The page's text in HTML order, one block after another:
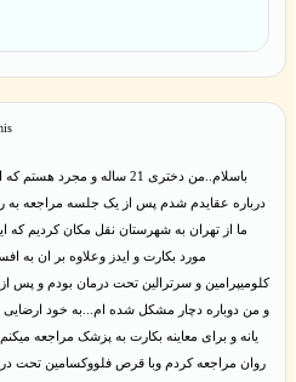
ما از تهران به شهرستان نقل مکان کردیم
مورد بکارت و ایدز وعلاوه بر ان به
و من دوباره دچار مشکل شده ام...به خود
روان مراجعه کردم وبا قرص فلووکسامین تحت